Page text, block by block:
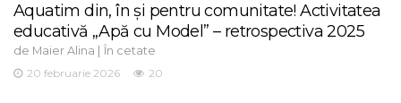
Aquatim din, în și pentru comunitate! Activitatea
educativă „Apă cu Model” – retrospectiva 2025
de Maier Alina | În cetate
20 februarie 2026
20